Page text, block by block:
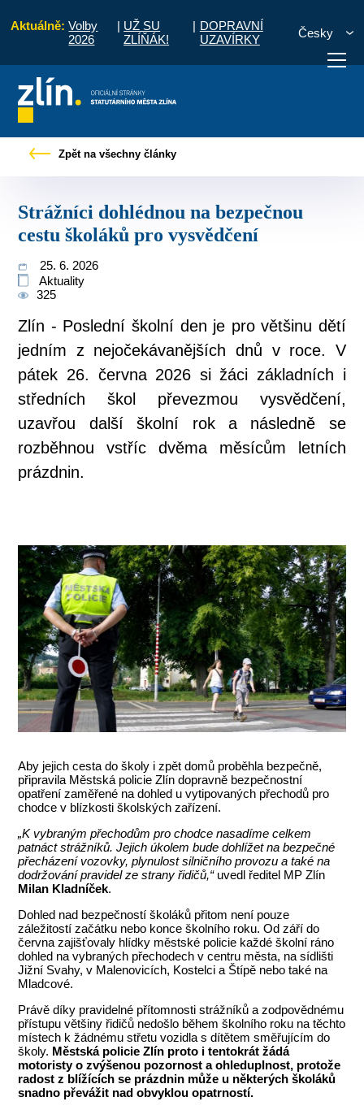
Aktuálně: Volby
2026
| UŽ SU
ZLÍŇÁK!
| DOPRAVNÍ
UZAVÍRKY
Česky
vyřídit Potřebuji zaplatit
Zpět na všechny články
Strážníci dohlédnou na bezpečnou
cestu školáků pro vysvědčení
25. 6. 2026
Aktuality
325
Zlín - Poslední školní den je pro většinu dětí
jedním z nejočekávanějších dnů v roce. V
pátek 26. června 2026 si žáci základních i
středních škol převezmou vysvědčení,
uzavřou další školní rok a následně se
rozběhnou vstříc dvěma měsícům letních
prázdnin.
Aby jejich cesta do školy i zpět domů proběhla bezpečně,
připravila Městská policie Zlín dopravně bezpečnostní
opatření zaměřené na dohled u vytipovaných přechodů pro
chodce v blízkosti školských zařízení.
„K vybraným přechodům pro chodce nasadíme celkem
patnáct strážníků. Jejich úkolem bude dohlížet na bezpečné
přecházení vozovky, plynulost silničního provozu a také na
dodržování pravidel ze strany řidičů,“uvedl ředitel MP Zlín
Milan Kladníček.
Dohled nad bezpečností školáků přitom není pouze
záležitostí začátku nebo konce školního roku. Od září do
června zajišťovaly hlídky městské policie každé školní ráno
dohled na vybraných přechodech v centru města, na sídlišti
Jižní Svahy, v Malenovicích, Kostelci a Štípě nebo také na
Mladcové.
Právě díky pravidelné přítomnosti strážníků a zodpovědnému
přístupu většiny řidičů nedošlo během školního roku na těchto
místech k žádnému střetu vozidla s dítětem směřujícím do
školy. Městská policie Zlín proto i tentokrát žádá
motoristy o zvýšenou pozornost a ohleduplnost, protože
radost z blížících se prázdnin může u některých školáků
snadno převážit nad obvyklou opatrností.